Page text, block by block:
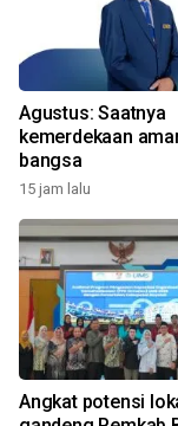
Agustus: Saatnya
kemerdekaan
bangsa
15 jam lalu
Angkat potensi